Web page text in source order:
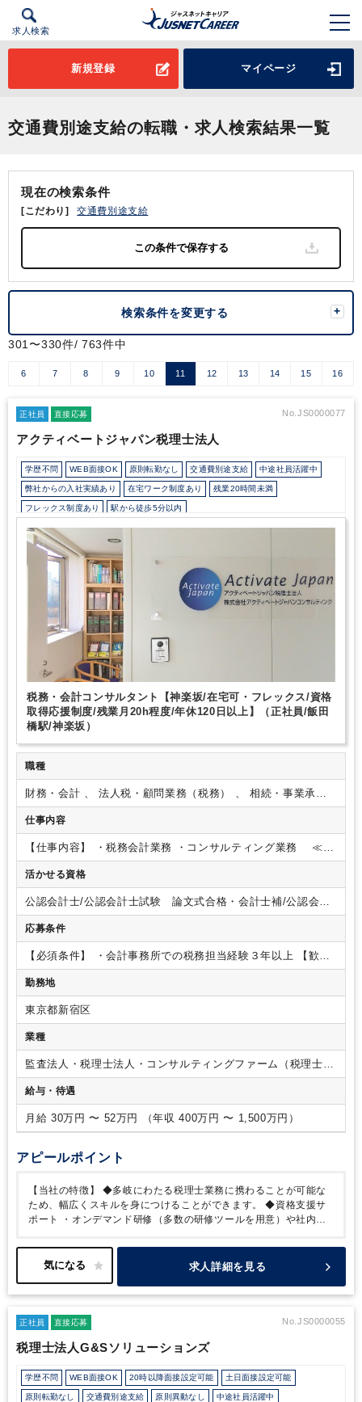
求人検索
新規登録 マイページ
交通費別途支給の転職・求人検索結果一覧
6 7 8 9 10 11 12 13 14 15 16
正社員 直接応募 No.JS0000077
アクティベートジャパン税理士法人
学歴不問 WEB面接OK 原則転勤なし 交通費別途支給 中途社員活躍中
弊社からの入社実績あり 在宅ワーク制度あり 残業20時間未満
フレックス制度あり 駅から徒歩5分以内
少人数の職場（所属部門の人数3人以下） 研修・資格取得支援 退職金制度
土日祝休み 年間休日120日以上
税務・会計コンサルタント【神楽坂/在宅可・フレックス/資格
取得応援制度/残業月20h程度/年休120日以上】（正社員/飯田
橋駅/神楽坂）
職種
財務・会計 、 法人税・顧問業務（税務） 、 相続・事業承継
（税務）
仕事内容
【仕事内容】 ・税務会計業務 ・コンサルティング業務 ≪具
体的には≫申告作成、月次巡回監査、決算業務、確定申
告、資産税業務、
援、企業再生、人事評価制度他
【仕事の特徴】 ・担当社数は1
人約15社程の既存顧客を担当。・個人・法人を問わず、顧問
先の月次巡回、確定申告などを行います。
業がメイン、チーム制をとり1チーム5～6名で行います。・ス
キル、経験内容により入社当初の職務内容を決定し、段階的に
業務をお任せします。・経営支援のコンサルティングとし
て、IPOや内部統制、人事評価制度まで幅広くご経験頂けま
・バックアップ体制として、月に一度個別に品質管理面談を行
い、業務の進捗状況の確認やアドバイスを受けることで、大き
なミスを防ぐ仕組みを構築しています。・税理士の他に国税
OB、公認会計士、社会保険労務士、行政書士等が在籍してお
り、ワンストップサービスであらゆるニーズに対応可能です。
【社内の雰囲気】
てくれます。・分からない事があれば気軽に教えあうことが
出来る環境です。・業務を続けながら毎年科目合格を積み重
京・横浜・さいたま）ありますが、朝礼/月3回・全体会議/月1
滑です。 【組織構成】■全体：45名（2024年2月現在）■資格
者 公認会計士3名、税理士7名、税理士有資格者3名、行政書士
1名、社会保険労務士2名、宅地建物取引士1名、 FP1級1名、
ト5名 / 男性12名、女性8名）・さいたま：17名（社員8名、
パート9名 / 男性6名、女性11名）・横浜：8名（社員5名、パ
ます■従業員平均年齢会社全体：48歳、社員：42歳
活かせる資格
公認会計士/公認会計士試験 論文式合格・会計士補/公認会計
士試験 短答式合格/税理士/税理士 シングルマスター/税理
士 ダブルマスター/税理士試験 １科目合格/税理士試験 ２
科目合格/税理士試験 ３科目合格/税理士試験 ４科目合
格/USCPA/USCPA 科目合格/日商簿記 １級/日商簿記 ２
級
応募条件
【必須条件】 ・会計事務所での税務担当経験３年以上
【歓迎
要件】・会計事務所での税務申告書作成（法人税、消費税、
地方税）、年末調整業務、個人の確定申告業務の経験をお持ち
の方
・日商簿記2級以上の資格をお持ちの方
目以上合格の方
勤務地
東京都新宿区
業種
監査法人・税理士法人・コンサルティングファーム（税理士法
人）
給与・待遇
月給 30万円 〜 52万円 （年収 400万円 〜 1,500万円）
アピールポイント
【当社の特徴】
◆多岐にわたる税理士業務に携わることが可能な
ため、幅広くスキルを身につけることができます。
◆資格支援サ
ポート
・オンデマンド研修（多数の研修ツールを用意）や社内ラ
種資格取得の応援をしています。・税理士試験前の休みも取りや
すく、勉強と仕事の両立が可能な環境が整っています。
・税務の
ら、自身に合った学習をして頂けます。◆長く働きやすい職場環
働き方ができます。
・誕生日祝制度や毎年社内イベントがありま
康づくりに取り組み、会社の目標として5年後の残業時間ゼロを目
（SDGs） ◆弊社は「持続可能な開発目標(SDGs)」に賛同し、積
極的な取組みを通じて持続可能な社会の実現に貢献してまいりま
求人詳細を見る
正社員 直接応募 No.JS0000055
税理士法人G&Sソリューションズ
学歴不問 WEB面接OK 20時以降面接設定可能 土日面接設定可能
原則転勤なし 交通費別途支給 原則異動なし 中途社員活躍中
現在の検索条件
[こだわり] 交通費別途支給
検索条件を変更する
301〜330件/ 763件中